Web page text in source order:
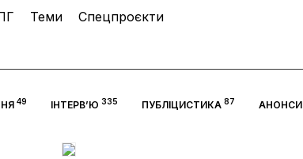
Теми Спецпроєкти
49 ІНТЕРВ’Ю 335 ПУБЛІЦИСТИКА 87